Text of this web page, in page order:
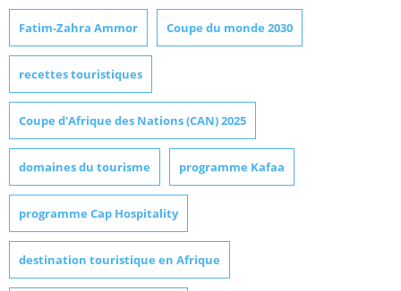
Fatim-Zahra Ammor Coupe du monde 2030
recettes touristiques
Coupe d'Afrique des Nations (CAN) 2025
domaines du tourisme programme Kafaa
programme Cap Hospitality
destination touristique en Afrique